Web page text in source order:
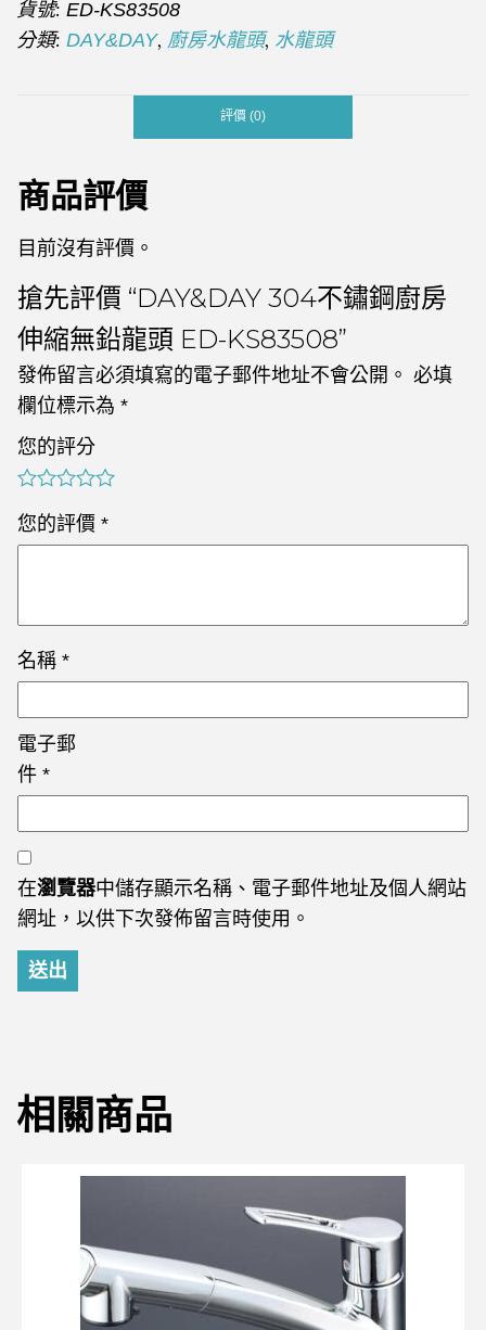
貨號: ED-KS83508
分類: DAY&DAY, 廚房水龍頭, 水龍頭
評價 (0)
商品評價
目前沒有評價。
搶先評價 “DAY&DAY 304不鏽鋼廚房
伸縮無鉛龍頭 ED-KS83508”
發佈留言必須填寫的電子郵件地址不會公開。 必填
欄位標示為 *
您的評分
您的評價 *
名稱 *
電子郵
件 *
在瀏覽器中儲存顯示名稱、電子郵件地址及個人網站
網址，以供下次發佈留言時使用。
相關商品